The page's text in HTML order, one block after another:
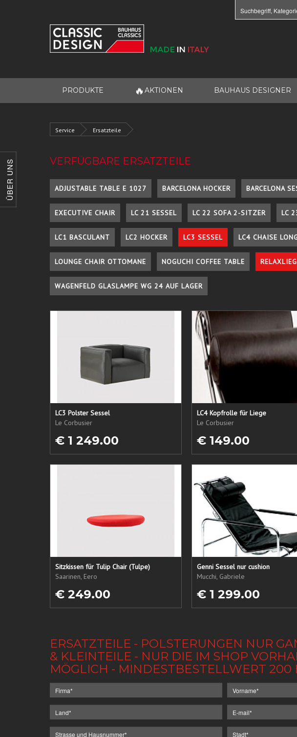
ÜBER UNS
PRODUKTE 🔥 AKTIONEN BAUHAUS DESIGNER
Service Ersatzteile
VERFÜGBARE ERSATZTEILE
ADJUSTABLE TABLE E 1027 BARCELONA HOCKER BARCELONA
EXECUTIVE CHAIR LC 21 SESSEL LC 22 SOFA 2-SITZER LC
LC1 BASCULANT LC2 HOCKER LC3 SESSEL LC4 CHAISE
LOUNGE CHAIR OTTOMANE NOGUCHI COFFEE TABLE
WAGENFELD GLASLAMPE WG 24 AUF LAGER
LC3 Polster Sessel
Le Corbusier
€ 1 249.00
LC4 Kopfrolle für Liege
Le Corbusier
€ 149.00
Sitzkissen für Tulip Chair (Tulpe)
Saarinen, Eero
€ 249.00
Genni Sessel nur cushion
Mucchi, Gabriele
€ 1 299.00
ERSATZTEILE - POLSTERUNGEN NUR
& KLEINTEILE - NUR DIE IM SHOP
MÖGLICH - MINDESTBESTELLWERT